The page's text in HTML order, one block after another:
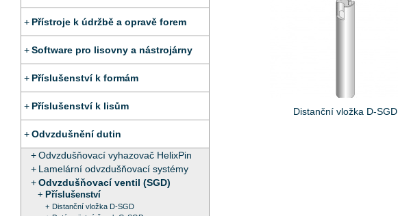
Přístroje k údržbě a opravě forem
Software pro lisovny a nástrojárny
Příslušenství k formám
Příslušenství k lisům
Odvzdušnění dutin
Odvzdušňovací vyhazovač HelixPin
Lamelární odvzdušňovací systémy
Odvzdušňovací ventil (SGD)
Příslušenství
Distanční vložka D-SGD
Distanční vložka D-SGD